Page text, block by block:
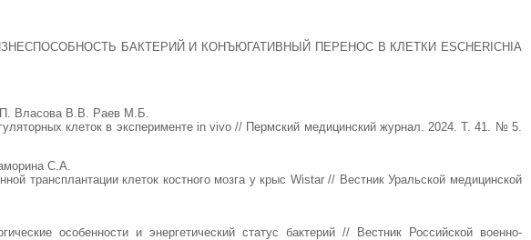
БАКТЕРИЙ И КОНЪЮГАТИВНЫЙ ПЕРЕНОС В КЛЕТКИ ESCHERICHIA
Власова В.В. Раев М.Б.
клеток в эксперименте in vivo // Пермский медицинский журнал. 2024. Т. 41. № 5.
С.А.
трансплантации клеток костного мозга у крыс Wistar // Вестник Уральской медицинской
особенности и энергетический статус бактерий // Вестник Российской военно-